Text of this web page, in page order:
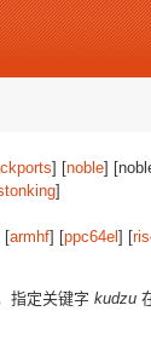
] [noble]
]
[armhf] [ppc64el ] [
指定关键字 kudzu